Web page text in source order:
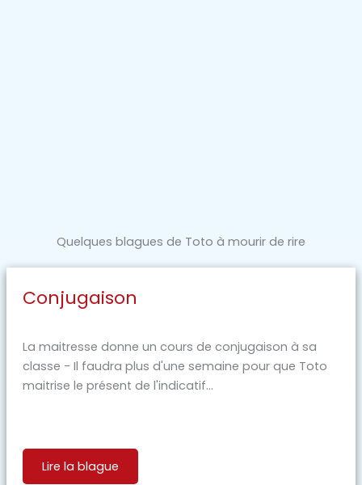
Quelques blagues de Toto à mourir de rire
Conjugaison
La maitresse donne un cours de conjugaison à sa
classe - Il faudra plus d'une semaine pour que Toto
maitrise le présent de l'indicatif...
Lire la blague